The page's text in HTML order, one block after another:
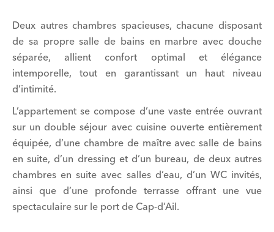
Deux autres chambres spacieuses, chacune disposant
de sa propre salle de bains en marbre avec douche
séparée, allient confort optimal et élégance
intemporelle, tout en garantissant un haut niveau
d’intimité.
L’appartement se compose d’une vaste entrée ouvrant
sur un double séjour avec cuisine ouverte entièrement
équipée, d’une chambre de maître avec salle de bains
en suite, d’un dressing et d’un bureau, de deux autres
chambres en suite avec salles d’eau, d’un WC invités,
ainsi que d’une profonde terrasse offrant une vue
spectaculaire sur le port de Cap-d’Ail.